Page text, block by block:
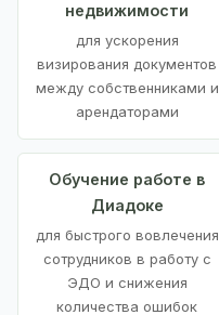
недвижимости
для ускорения
визирования документов
между собственниками и
арендаторами
Обучение работе в
Диадоке
для быстрого вовлечения
сотрудников в работу с
ЭДО и снижения
количества ошибок